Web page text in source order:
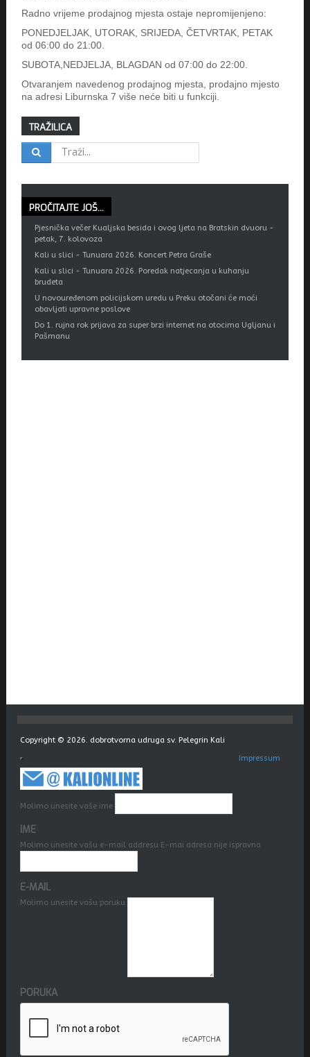
Radno vrijeme prodajnog mjesta ostaje nepromijenjeno:
PONEDJELJAK, UTORAK, SRIJEDA, ČETVRTAK, PETAK
od 06:00 do 21:00.
SUBOTA,NEDJELJA, BLAGDAN od 07:00 do 22:00.
Otvaranjem navedenog prodajnog mjesta, prodajno mjesto
na adresi Liburnska 7 više neće biti u funkciji.
TRAŽILICA
PROČITAJTE JOŠ...
Pjesnička večer Kualjska besida i ovog ljeta na Bratskin dvuoru -
petak, 7. kolovoza
Kali u slici - Tunuara 2026. Koncert Petra Graše
Kali u slici - Tunuara 2026. Poredak natjecanja u kuhanju
brudeta
U novouređenom policijskom uredu u Preku otočani će moći
obavljati upravne poslove
Do 1. rujna rok prijava za super brzi internet na otocima Ugljanu i
Pašmanu
Copyright © 2026. dobrotvorna udruga sv. Pelegrin Kali
Impressum
Molimo unesite vaše ime
IME
Molimo unesite vašu e-mail addresu E-mai adresa nije ispravna
E-MAIL
Molimo unesite vašu poruku
PORUKA